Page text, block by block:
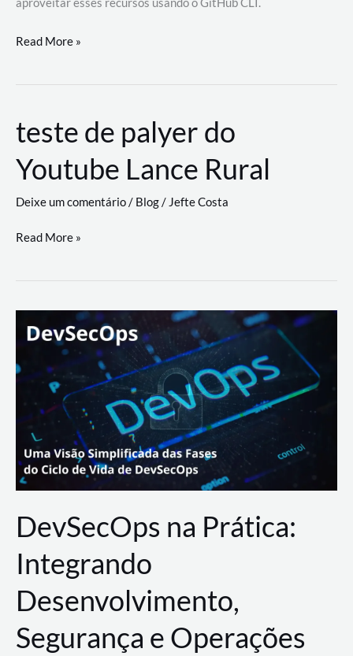
aproveitar esses recursos usando o GitHub CLI.
GitHub
revoluciona
de
trabalho
com
a
workflows
Read More »
teste de palyer do
Youtube Lance Rural
Deixe um comentário/ Blog/ Jefte Costa
teste
palyer
Lance
Rural
Read More »
DevSecOps na Prática:
Integrando
Desenvolvimento,
Segurança e Operações